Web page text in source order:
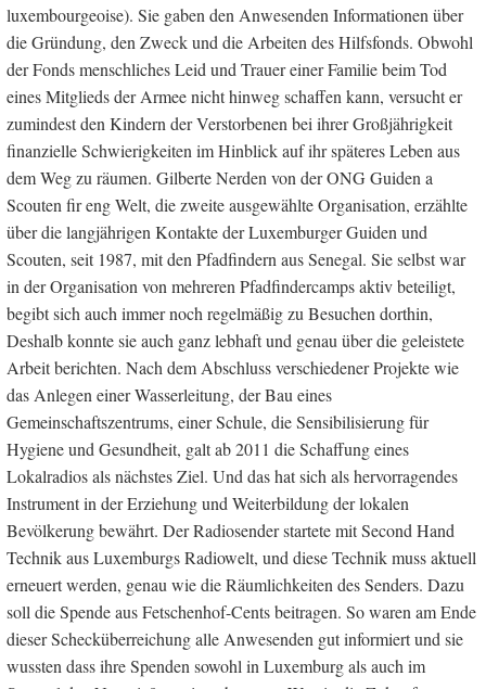
luxembourgeoise). Sie gaben den Anwesenden Informationen über
die Gründung, den Zweck und die Arbeiten des Hilfsfonds. Obwohl
der Fonds menschliches Leid und Trauer einer Familie beim Tod
eines Mitglieds der Armee nicht hinweg schaffen kann, versucht er
zumindest den Kindern der Verstorbenen bei ihrer Großjährigkeit
finanzielle Schwierigkeiten im Hinblick auf ihr späteres Leben aus
dem Weg zu räumen. Gilberte Nerden von der ONG Guiden a
Scouten fir eng Welt, die zweite ausgewählte Organisation, erzählte
über die langjährigen Kontakte der Luxemburger Guiden und
Scouten, seit 1987, mit den Pfadfindern aus Senegal. Sie selbst war
in der Organisation von mehreren Pfadfindercamps aktiv beteiligt,
begibt sich auch immer noch regelmäßig zu Besuchen dorthin,
Deshalb konnte sie auch ganz lebhaft und genau über die geleistete
Arbeit berichten. Nach dem Abschluss verschiedener Projekte wie
das Anlegen einer Wasserleitung, der Bau eines
Gemeinschaftszentrums, einer Schule, die Sensibilisierung für
Hygiene und Gesundheit, galt ab 2011 die Schaffung eines
Lokalradios als nächstes Ziel. Und das hat sich als hervorragendes
Instrument in der Erziehung und Weiterbildung der lokalen
Bevölkerung bewährt. Der Radiosender startete mit Second Hand
Technik aus Luxemburgs Radiowelt, und diese Technik muss aktuell
erneuert werden, genau wie die Räumlichkeiten des Senders. Dazu
soll die Spende aus Fetschenhof-Cents beitragen. So waren am Ende
dieser Schecküberreichung alle Anwesenden gut informiert und sie
wussten dass ihre Spenden sowohl in Luxemburg als auch im